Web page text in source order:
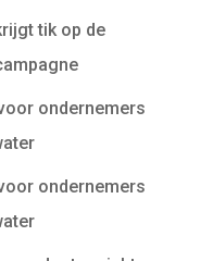
tik op de
ondernemers
ondernemers